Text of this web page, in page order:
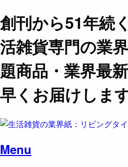
創刊から51年続
活雑貨専門の業
題商品・業界最
早くお届けします
Menu